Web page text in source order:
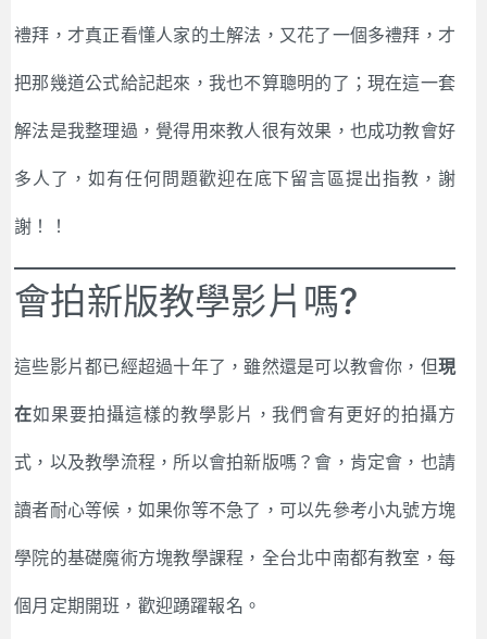
禮拜，才真正看懂人家的土解法，又花了一個多禮拜，才
把那幾道公式給記起來，我也不算聰明的了；現在這一套
解法是我整理過，覺得用來教人很有效果，也成功教會好
多人了，如有任何問題歡迎在底下留言區提出指教，謝
謝！！
會拍新版教學影片嗎?
這些影片都已經超過十年了，雖然還是可以教會你，但現
在如果要拍攝這樣的教學影片，我們會有更好的拍攝方
式，以及教學流程，所以會拍新版嗎？會，肯定會，也請
讀者耐心等候，如果你等不急了，可以先參考小丸號方塊
學院的基礎魔術方塊教學課程，全台北中南都有教室，每
個月定期開班，歡迎踴躍報名。